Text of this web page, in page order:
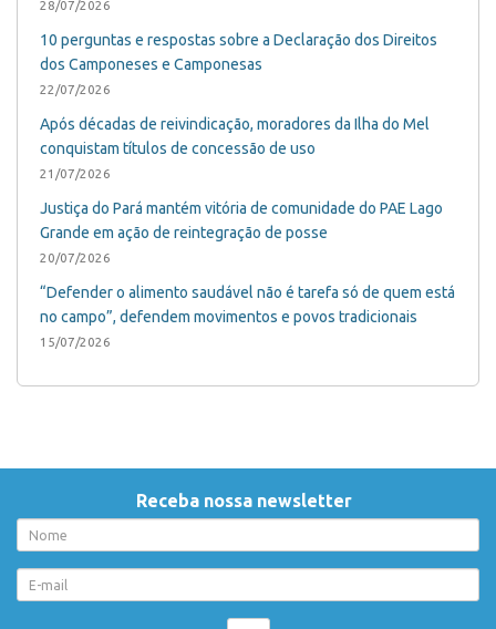
28/07/2026
10 perguntas e respostas sobre a Declaração dos Direitos
dos Camponeses e Camponesas
22/07/2026
Após décadas de reivindicação, moradores da Ilha do Mel
conquistam títulos de concessão de uso
21/07/2026
Justiça do Pará mantém vitória de comunidade do PAE Lago
Grande em ação de reintegração de posse
20/07/2026
“Defender o alimento saudável não é tarefa só de quem está
no campo”, defendem movimentos e povos tradicionais
15/07/2026
Receba nossa newsletter